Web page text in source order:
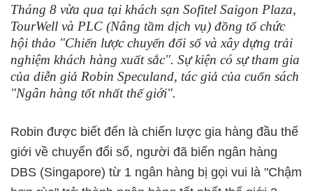
Tháng 8 vừa qua tại khách sạn Sofitel Saigon Plaza,
TourWell và PLC (Nâng tầm dịch vụ) đồng tổ chức
hội thảo "Chiến lược chuyển đổi số và xây dựng trải
nghiệm khách hàng xuất sắc". Sự kiện có sự tham gia
của diễn giả Robin Speculand, tác giả của cuốn sách
"Ngân hàng tốt nhất thế giới".
Robin được biết đến là chiến lược gia hàng đầu thế
giới về chuyển đổi số, người đã biến ngân hàng
DBS (Singapore) từ 1 ngân hàng bị gọi vui là "Chậm